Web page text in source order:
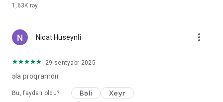
1,63K rəy
Nicat Huseynli more_vert
29 sentyabr 2025
əla proqramdır
Bu, faydalı oldu? Bəli Xeyr